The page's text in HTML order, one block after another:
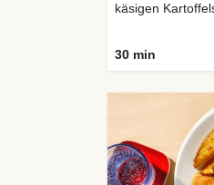
käsigen
30 min